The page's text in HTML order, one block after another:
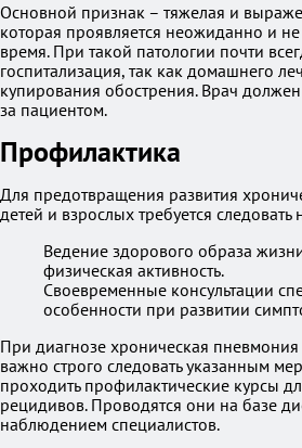
Основной признак – тяжелая и
которая проявляется неожиданно и
время. При такой патологии почти
госпитализация, так как домашнего
купирования обострения. Врач
за пациентом.
Профилактика
Для предотвращения развития
детей и взрослых требуется
Ведение здорового образа
физическая активность.
Своевременные консультации
особенности при развитии
При диагнозе хроническая пневмония
важно строго следовать указанным
проходить профилактические курсы
рецидивов. Проводятся они на базе
наблюдением специалистов.